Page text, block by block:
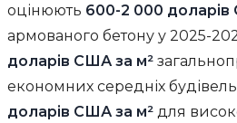
оцінюють 600-2 000
армованого бетону у 2025-
доларів США за м²
економних середніх будівель
доларів США за м² для